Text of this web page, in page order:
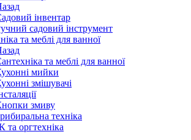
інвентар
садовий інструмент
та меблі для ванної
та меблі для ванної
мийки
змішувачі
змиву
техніка
оргтехніка